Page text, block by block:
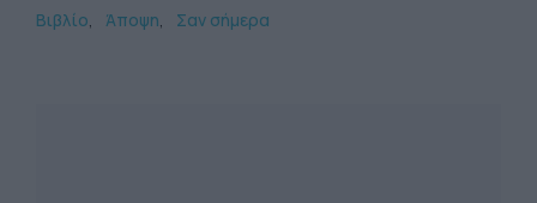
Βιβλίο Άποψη Σαν σήμερα